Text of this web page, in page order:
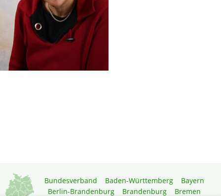
Bundesverband Baden-Württemberg
Bayern
Berlin-Brandenburg
Brandenburg Bremen